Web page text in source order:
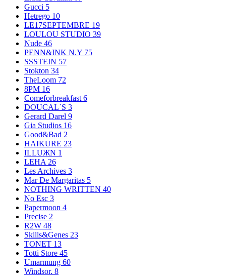
Gucci 5
Hetrego 10
LE17SEPTEMBRE 19
LOULOU STUDIO 39
Nude 46
PENN&INK N.Y 75
SSSTEIN 57
Stokton 34
TheLoom 72
8PM 16
Comeforbreakfast 6
DOUCAL`S 3
Gerard Darel 9
Gia Studios 16
Good&Bad 2
HAIKURE 23
ILLUЖN 1
LEHA 26
Les Archives 3
Mar De Margaritas 5
NOTHING WRITTEN 40
No Esc 3
Papermoon 4
Precise 2
R2W 48
Skills&Genes 23
TONET 13
Totti Store 45
Umarmung 60
Windsor. 8